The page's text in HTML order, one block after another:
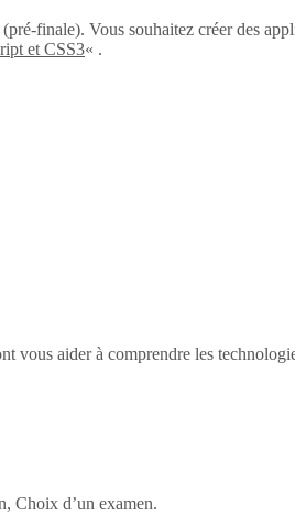
(pré-finale). Vous souhaitez créer des
et CSS3« .
vous aider à comprendre les
Choix d’un examen.